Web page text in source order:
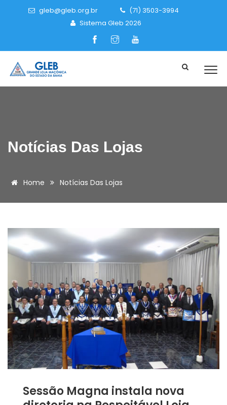
gleb@gleb.org.br
(71) 3503-3994
Sistema Gleb 2026
Notícias Das Lojas
Home Notícias Das Lojas
Sessão Magna instala nova